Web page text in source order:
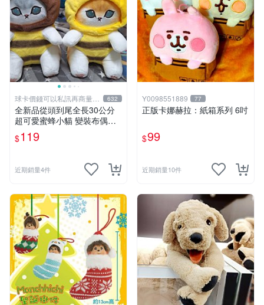
球卡價錢可以私訊再商量喔 632
全新品從頭到尾全長30公分
超可愛蜜蜂小貓 變裝布偶娃
娃 靠墊抱枕 可愛玩偶娃娃 舒
壓療癒小朋友禮物生日禮物交
$119
近期銷量4件
Y0098551889 77
正版卡娜赫拉：紙箱系列 6吋
$99
近期銷量10件